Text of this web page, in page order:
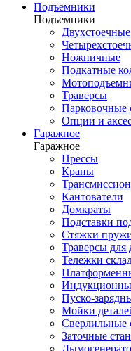
Подъемники
Подъемники
Двухстоечные
Ножничные
Подкатные
Траверсы
Парковочные
Опции и
Гаражное
Гаражное
Прессы
Краны
Кантователи
Домкраты
Подставки
Стяжки
Траверсы для
Тележки
Пуско-
Мойки
Сверлильные
Заточные